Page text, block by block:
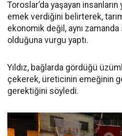
Toroslar’da yaşayan
emek verdiğini belirterek,
ekonomik değil, aynı
olduğuna vurgu yaptı.
Yıldız, bağlarda gördüğü
çekerek, üreticinin emeğinin
gerektiğini söyledi.